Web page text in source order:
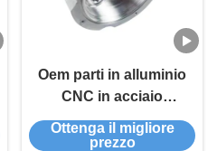
Oem parti in alluminio
CNC in acciaio
inossidabile per droni
elettronici
Ottenga il migliore
prezzo